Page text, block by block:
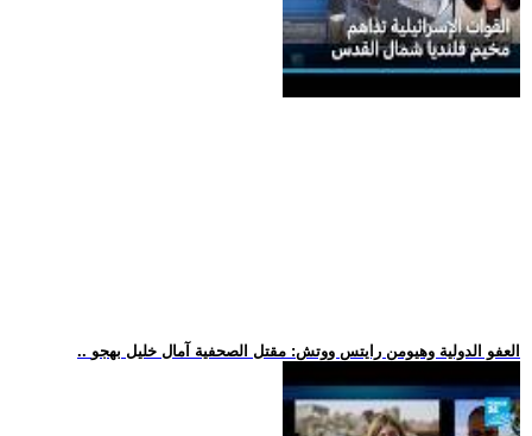
.. العفو الدولية وهيومن رايتس ووتش: مقتل الصحفية آمال خليل بهجو